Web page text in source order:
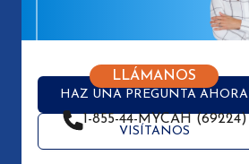
HAZ UNA PREGUNTA AHORA
VISÍTANOS
LLÁMANOS
1-855-44-MYCAH (69224)